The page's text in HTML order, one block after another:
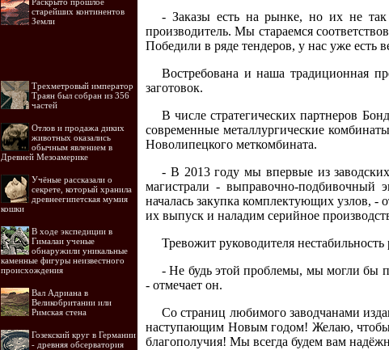
старейших континентов
Земли
Трехметровый император
Траян был собран из 356
частей
Отлов и продажа диких
животных оказались
обычным явлением в
Древней Мезоамерике
Учёные рассказали о
секрете, который хранила
древнеегипетская мумия
кошки
В ходе экспедиции в
Гималаи ученые
обнаружили уникальные
каменные фигуры неизвестного
происхождения
Вал Адриана в
Великобритании или
Римская стена
Гозекский круг в Германии
- древняя обсерватория
- Заказы есть на рынке, но их не
производитель. Мы стараемся
Победили в ряде тендеров, у нас уже есть
Востребована и наша традиционная
заготовок.
В числе стратегических партнеров
современные металлургические
Новолипецкого меткомбината.
- В 2013 году мы впервые из
магистрали - выправочно-подбивочный
началась закупка комплектующих узлов,
их выпуск и наладим серийное
Тревожит руководителя
- Не будь этой проблемы, мы могли бы
- отмечает он.
Со страниц любимого заводчанами
наступающим Новым годом! Желаю, чтобы
благополучия! Мы всегда будем вам